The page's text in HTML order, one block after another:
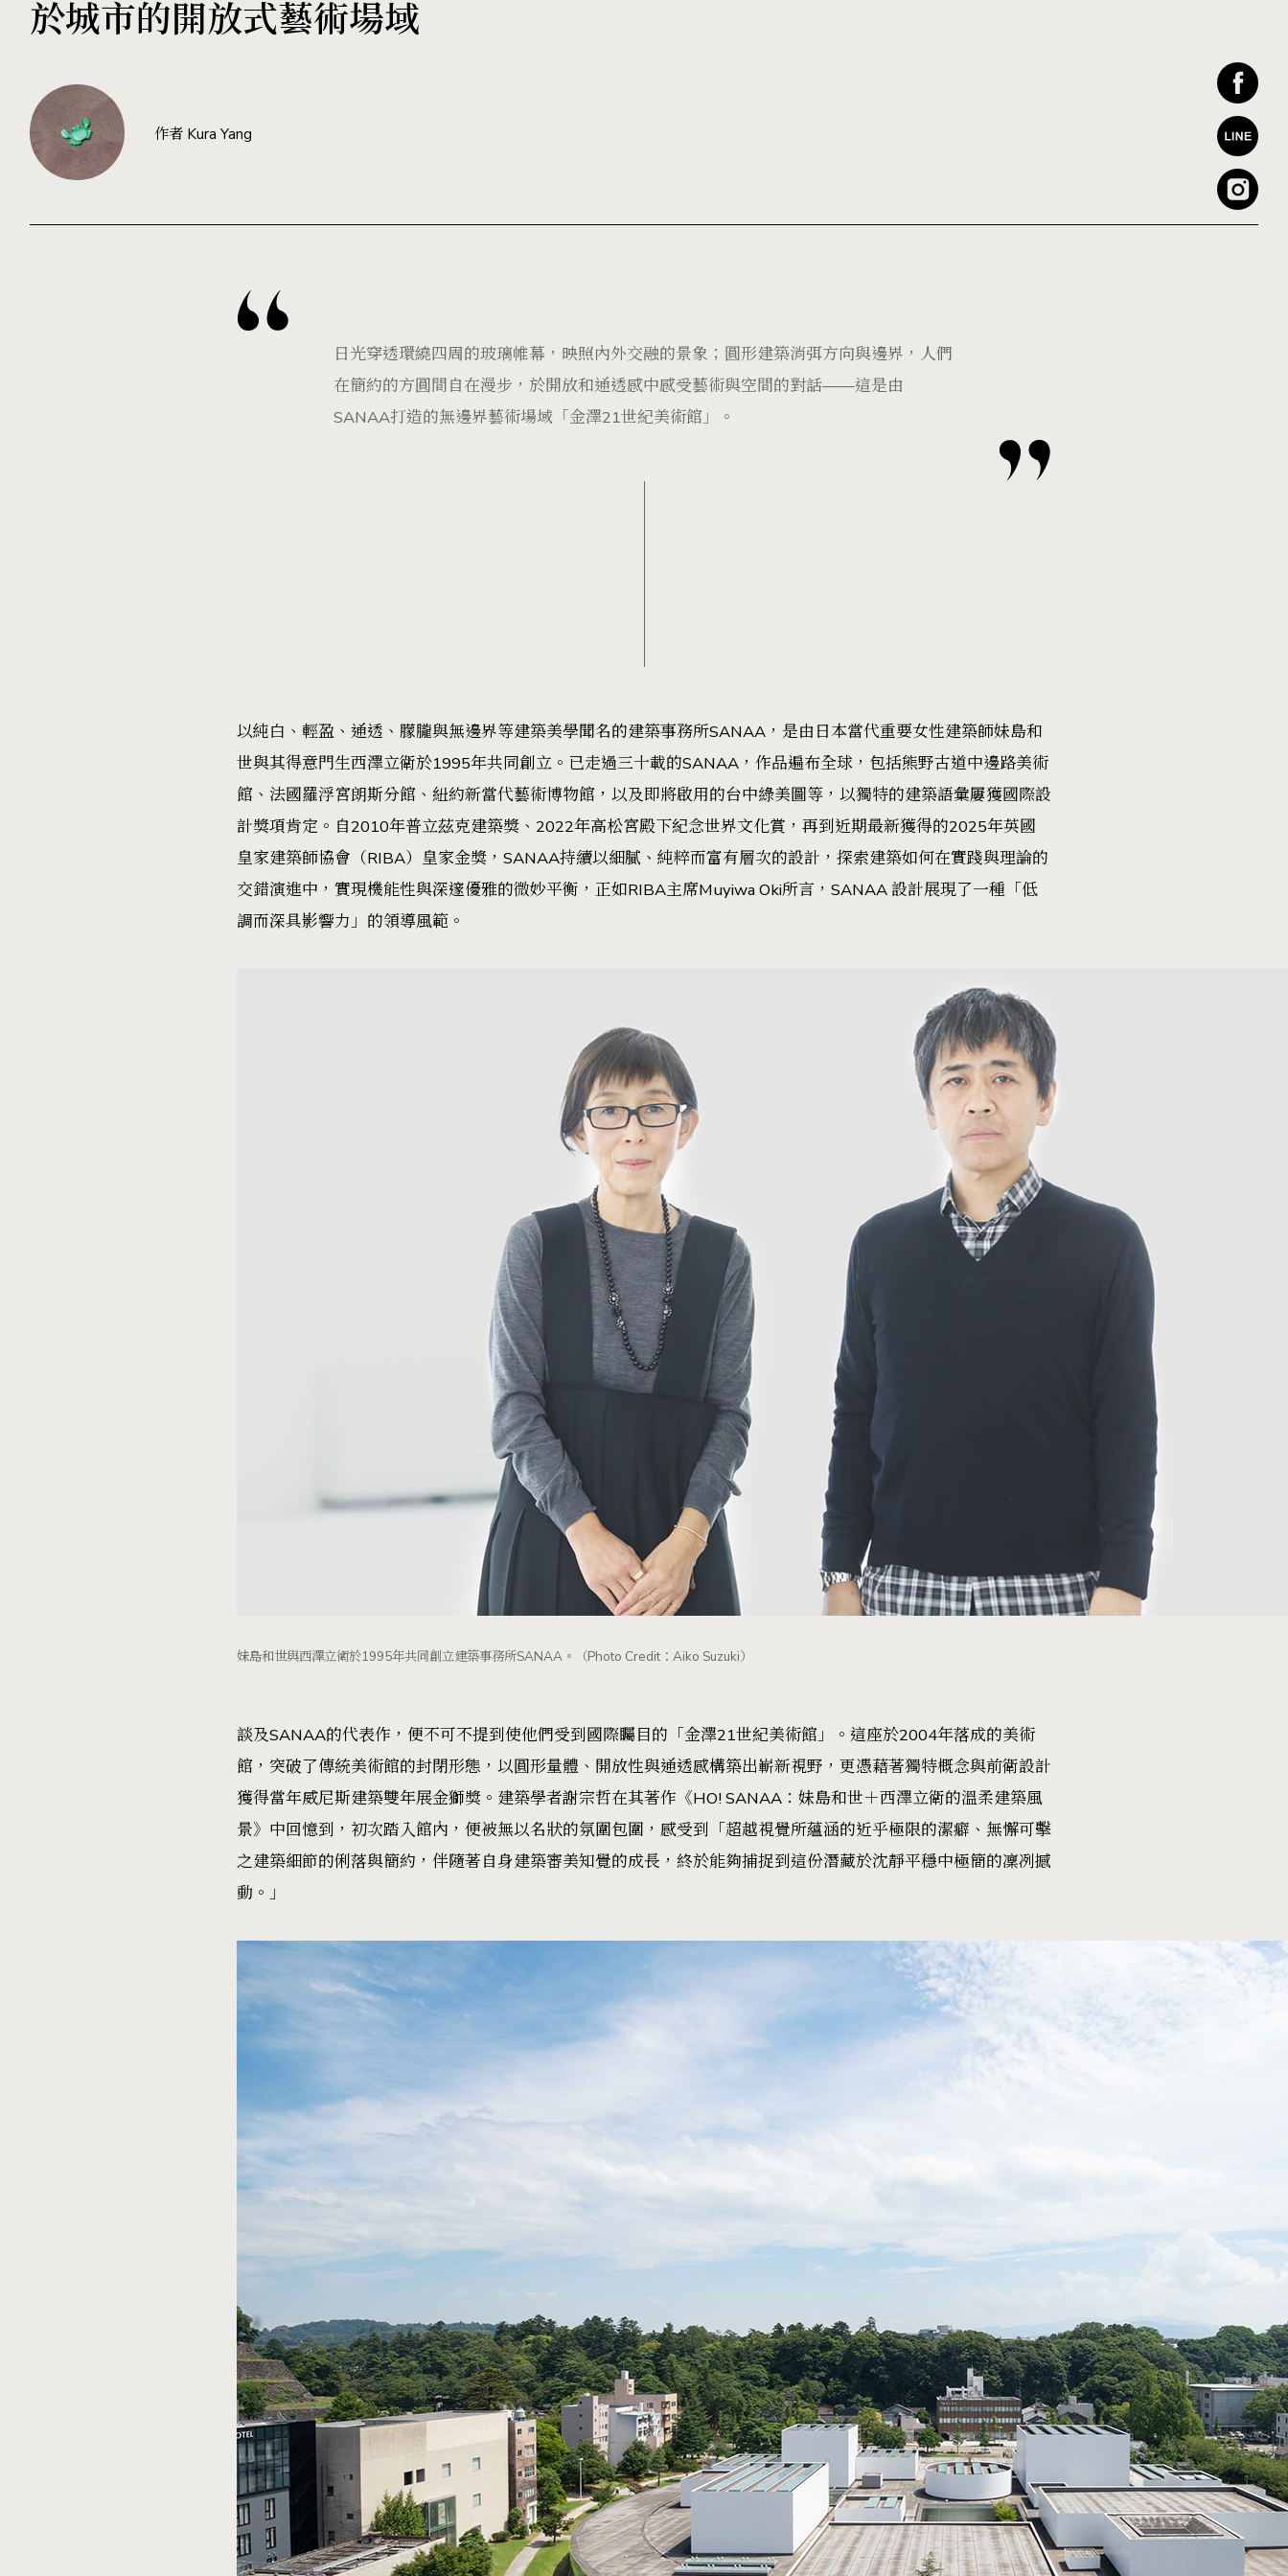
於城市的開放式藝術場域
作者 Kura Yang
日光穿透環繞四周的玻璃帷幕，映照內外交融的景象；圓形建築消弭方向與邊界，人們
在簡約的方圓間自在漫步，於開放和通透感中感受藝術與空間的對話——這是由
SANAA打造的無邊界藝術場域「金澤21世紀美術館」。
以純白、輕盈、通透、朦朧與無邊界等建築美學聞名的建築事務所SANAA，是由日本當代重要女性建築師妹島和
世與其得意門生西澤立衛於1995年共同創立。已走過三十載的SANAA，作品遍布全球，包括熊野古道中邊路美術
館、法國羅浮宮朗斯分館、紐約新當代藝術博物館，以及即將啟用的台中綠美圖等，以獨特的建築語彙屢獲國際設
計獎項肯定。自2010年普立茲克建築獎、2022年高松宮殿下紀念世界文化賞，再到近期最新獲得的2025年英國
皇家建築師協會（RIBA）皇家金獎，SANAA持續以細膩、純粹而富有層次的設計，探索建築如何在實踐與理論的
交錯演進中，實現機能性與深邃優雅的微妙平衡，正如RIBA主席Muyiwa Oki所言，SANAA 設計展現了一種「低
調而深具影響力」的領導風範。
妹島和世與西澤立衛於1995年共同創立建築事務所SANAA。（Photo Credit：Aiko Suzuki）
談及SANAA的代表作，便不可不提到使他們受到國際矚目的「金澤21世紀美術館」。這座於2004年落成的美術
館，突破了傳統美術館的封閉形態，以圓形量體、開放性與通透感構築出嶄新視野，更憑藉著獨特概念與前衛設計
獲得當年威尼斯建築雙年展金獅獎。建築學者謝宗哲在其著作《HO! SANAA：妹島和世＋西澤立衛的溫柔建築風
景》中回憶到，初次踏入館內，便被無以名狀的氛圍包圍，感受到「超越視覺所蘊涵的近乎極限的潔癖、無懈可擊
之建築細節的俐落與簡約，伴隨著自身建築審美知覺的成長，終於能夠捕捉到這份潛藏於沈靜平穩中極簡的凜冽撼
動。」